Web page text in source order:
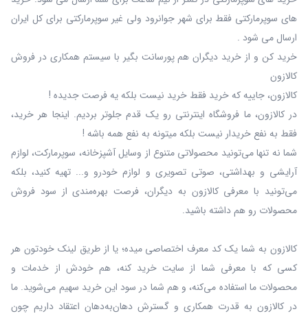
های سوپرمارکتی فقط برای شهر جوانرود ولی غیر سوپرمارکتی برای کل ایران
ارسال می شود .
خرید کن و از خرید دیگران هم پورسانت بگیر با سیستم همکاری در فروش
کالازون
کالازون، جاییه که خرید فقط خرید نیست بلکه یه فرصت جدیده !
در کالازون، ما فروشگاه اینترنتی رو یک قدم جلوتر بردیم. اینجا هر خرید،
فقط به نفع خریدار نیست بلکه میتونه به نفع همه باشه !
شما نه‌ تنها می‌تونید محصولاتی متنوع از وسایل آشپزخانه، سوپرمارکت، لوازم
آرایشی و بهداشتی، صوتی تصویری و لوازم خودرو و... تهیه کنید، بلکه
می‌تونید با معرفی کالازون به دیگران، فرصت بهره‌مندی از سود فروش
محصولات رو هم داشته باشید.
کالازون به شما یک کد معرف اختصاصی میده؛ یا از طریق لینک خودتون هر
کسی که با معرفی شما از سایت خرید کنه، هم خودش از خدمات و
محصولات ما استفاده می‌کنه، و هم شما در سود این خرید سهیم می‌شوید. ما
در کالازون به قدرت همکاری و گسترش دهان‌به‌دهان اعتقاد داریم چون